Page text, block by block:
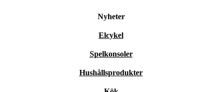
Nyheter
Elcykel
Spelkonsoler
Hushållsprodukter